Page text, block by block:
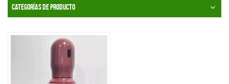
CATEGORÍAS DE PRODUCTO